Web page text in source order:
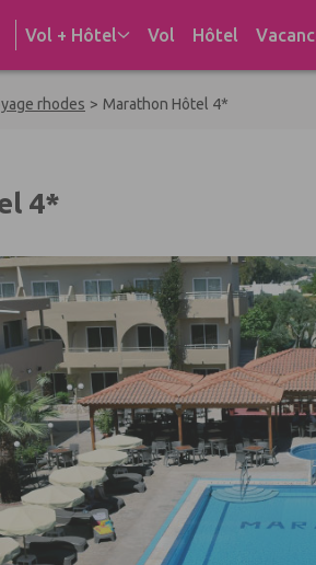
Vol + Hôtel Vol Hôtel
rhodes > Marathon Hôtel 4*
4*